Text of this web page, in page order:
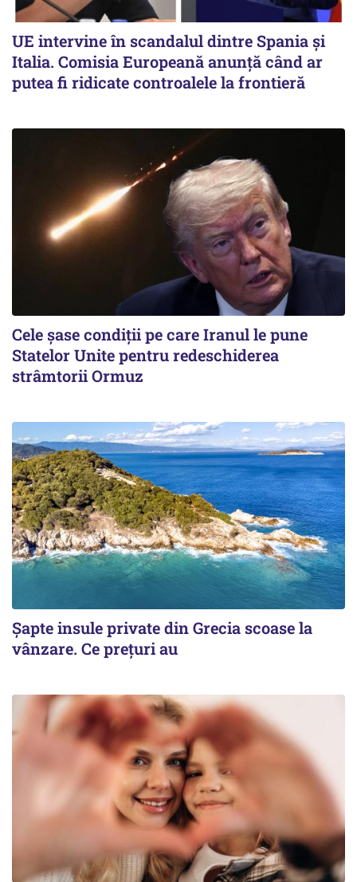
UE intervine în scandalul dintre Spania și
Italia. Comisia Europeană anunță când ar
putea fi ridicate controalele la frontieră
Cele șase condiții pe care Iranul le pune
Statelor Unite pentru redeschiderea
strâmtorii Ormuz
Șapte insule private din Grecia scoase la
vânzare. Ce prețuri au